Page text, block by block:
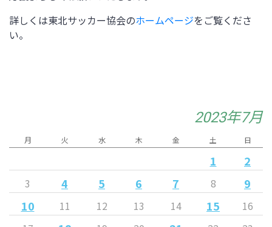
詳しくは東北サッカー協会のホームページをご覧くださ
い。
2023年7月
月 火 水 木 金 土 日
1 2
3 4 5 6 7 8
9
10
11 12 13 14 15
16